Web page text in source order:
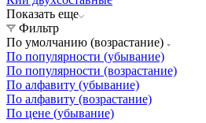
Показать еще
Фильтр
По умолчанию (возрастание)
По популярности (убывание)
По популярности (возрастание)
По алфавиту (убывание)
По алфавиту (возрастание)
По цене (убывание)